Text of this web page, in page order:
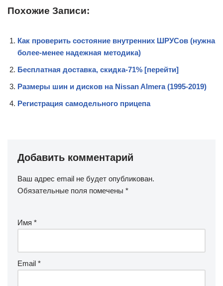
Похожие Записи:
Как проверить состояние внутренних ШРУСов (нужна
более-менее надежная методика)
Бесплатная доставка, скидка-71% [перейти]
Размеры шин и дисков на Nissan Almera (1995-2019)
Регистрация самодельного прицепа
Добавить комментарий
Ваш адрес email не будет опубликован.
Обязательные поля помечены *
Имя *
Email *